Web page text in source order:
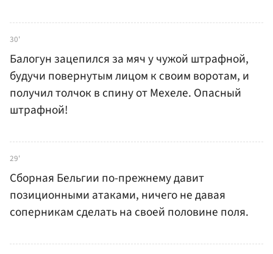
30'
Балогун зацепился за мяч у чужой штрафной,
будучи повернутым лицом к своим воротам, и
получил толчок в спину от Мехеле. Опасный
штрафной!
29'
Сборная Бельгии по-прежнему давит
позиционными атаками, ничего не давая
соперникам сделать на своей половине поля.